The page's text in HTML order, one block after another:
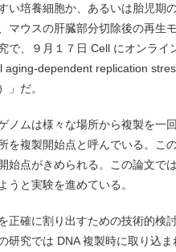
い培養細胞か、あるいは胎児期
マウスの肝臓部分切除後の再生
で、９月１７日 Cell にオンラ
aging-dependent replication
」だ。
ノムは様々な場所から複製を一
を複製開始点と呼んでいる。こ
始点がきめられる。この論文で
うと実験を進めている。
正確に割り出すための技術的検
研究では DNA 複製時に取り込